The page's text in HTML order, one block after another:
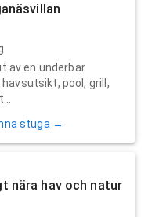
av en underbar
pool, grill,
stuga →
nära hav och natur